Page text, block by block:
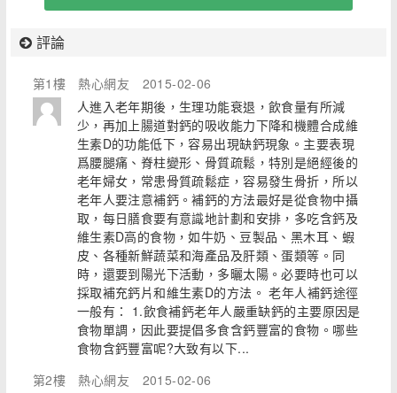
評論
第1樓 熱心網友
2015-02-06
人進入老年期後，生理功能衰退，飲食量有所減
少，再加上腸道對鈣的吸收能力下降和機體合成維
生素D的功能低下，容易出現缺鈣現象。主要表現
爲腰腿痛、脊柱變形、骨質疏鬆，特別是絕經後的
老年婦女，常患骨質疏鬆症，容易發生骨折，所以
老年人要注意補鈣。補鈣的方法最好是從食物中攝
取，每日膳食要有意識地計劃和安排，多吃含鈣及
維生素D高的食物，如牛奶、豆製品、黑木耳、蝦
皮、各種新鮮蔬菜和海產品及肝類、蛋類等。同
時，還要到陽光下活動，多曬太陽。必要時也可以
採取補充鈣片和維生素D的方法。 老年人補鈣途徑
一般有： 1.飲食補鈣老年人嚴重缺鈣的主要原因是
食物單調，因此要提倡多食含鈣豐富的食物。哪些
食物含鈣豐富呢?大致有以下...
第2樓
熱心網友
2015-02-06